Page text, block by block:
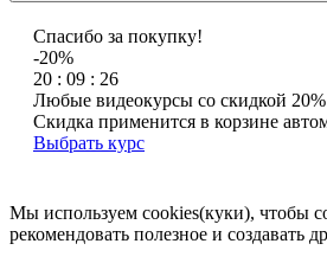
Спасибо за покупку!
-20%
20 : 09 : 26
Любые видеокурсы со скидкой
Скидка применится в корзине
Выбрать курс
Мы используем cookies(куки), чтобы
рекомендовать полезное и создавать